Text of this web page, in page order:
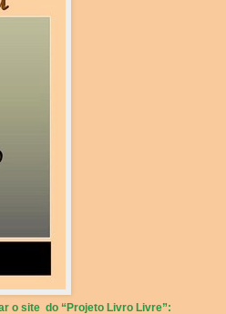
o site do “Projeto Livro Livre”: